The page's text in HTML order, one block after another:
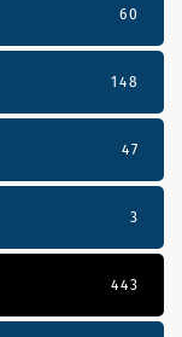
60
148
47
3
443